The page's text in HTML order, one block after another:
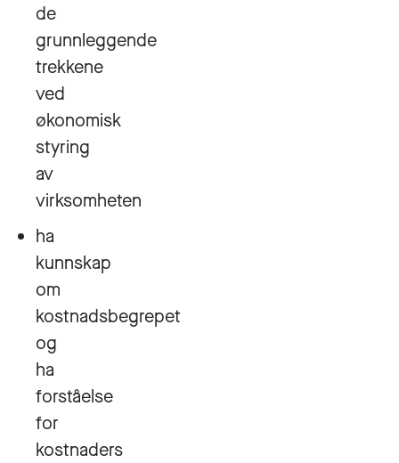
de
grunnleggende
trekkene
ved
økonomisk
styring
av
virksomheten
ha
kunnskap
om
kostnadsbegrepet
og
ha
forståelse
for
kostnaders